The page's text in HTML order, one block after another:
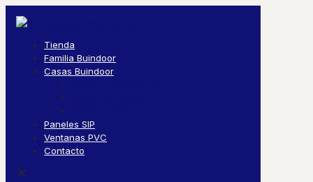
Tienda
Familia Buindoor
Casas Buindoor
Paneles SIP
Ventanas PVC
Contacto
✕